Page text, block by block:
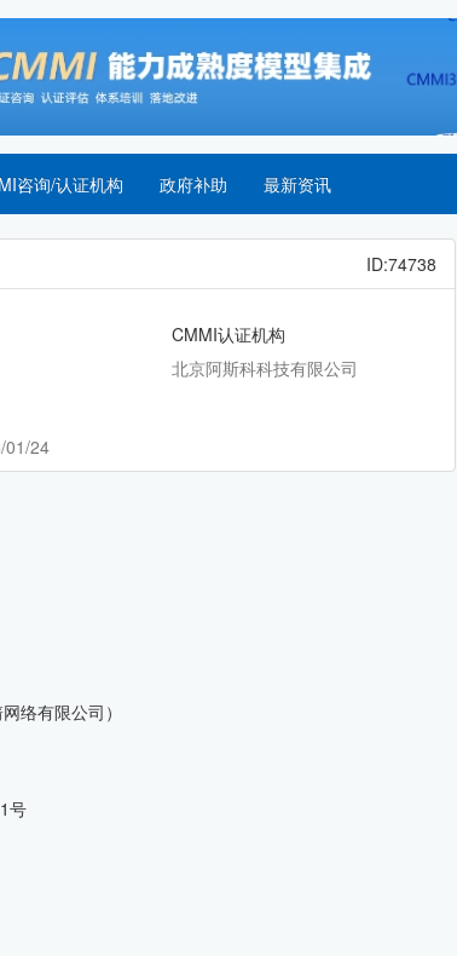
咨询/认证机构 政府补助 最新资讯
ID:74738
CMMI认证机构
北京阿斯科科技有限公司
01/24
络有限公司）
号